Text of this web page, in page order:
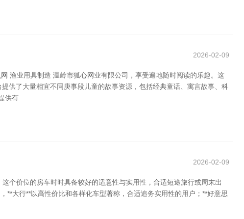
2026-02-09
渔业用具制造 温岭市狐心网业有限公司，享受遍地随时阅读的乐趣。这
供了大量相宜不同庚事段儿童的故事资源，包括经典童话、寓言故事、科
供有
2026-02-09
个价位的房车时时具备较好的适意性与实用性，合适短途旅行或周末出
大行**以高性价比和各样化车型著称，合适追务实用性的用户；**好意思